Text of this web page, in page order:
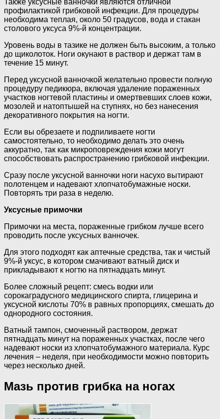
профилактикой грибковой инфекции. Для процедуры
необходима теплая, около 50 градусов, вода и стакан
столового уксуса 9%-й концентрации.
Уровень воды в тазике не должен быть высоким, а только
до щиколоток. Ноги окунают в раствор и держат там в
течение 15 минут.
Перед уксусной ванночкой желательно провести полную
процедуру педикюра, включая удаление пораженных
участков ногтевой пластины и омертвевших слоев кожи,
мозолей и натоптышей на ступнях, но без нанесения
декоративного покрытия на ногти.
Если вы обрезаете и подпиливаете ногти
самостоятельно, то необходимо делать это очень
аккуратно, так как микроповреждения кожи могут
способствовать распространению грибковой инфекции.
Сразу после уксусной ванночки ноги насухо вытирают
полотенцем и надевают хлопчатобумажные носки.
Повторять три раза в неделю.
Уксусные примочки
Примочки на места, пораженные грибком лучше всего
проводить после уксусных ванночек.
Для этого подходят как аптечные средства, так и чистый
9%-й уксус, в котором смачивают ватный диск и
прикладывают к ногтю на пятнадцать минут.
Более сложный рецепт: смесь водки или
сорокаградусного медицинского спирта, глицерина и
уксусной кислоты 70% в равных пропорциях, смешать до
однородного состояния.
Ватный тампон, смоченный раствором, держат
пятнадцать минут на пораженных участках, после чего
надевают носки из хлопчатобумажного материала. Курс
лечения – неделя, при необходимости можно повторить
через несколько дней.
Мазь против грибка на ногах